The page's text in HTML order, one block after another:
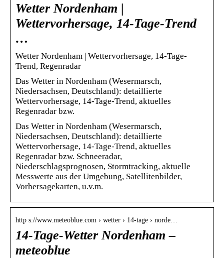
Wetter Nordenham |
Wettervorhersage, 14-Tage-Trend
…
Wetter Nordenham | Wettervorhersage, 14-Tage-
Trend, Regenradar
Das Wetter in Nordenham (Wesermarsch,
Niedersachsen, Deutschland): detaillierte
Wettervorhersage, 14-Tage-Trend, aktuelles
Regenradar bzw.
Das Wetter in Nordenham (Wesermarsch,
Niedersachsen, Deutschland): detaillierte
Wettervorhersage, 14-Tage-Trend, aktuelles
Regenradar bzw. Schneeradar,
Niederschlagsprognosen, Stormtracking, aktuelle
Messwerte aus der Umgebung, Satellitenbilder,
Vorhersagekarten, u.v.m.
http s://www.meteoblue.com › wetter › 14-tage › norde…
14-Tage-Wetter Nordenham –
meteoblue